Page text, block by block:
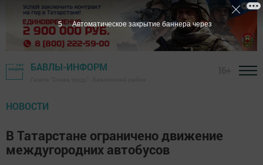
БАВЛЫ-ИНФОРМ
НОВОСТИ
В Татарстане ограничено движение
междугородних автобусов
4 Автоматическое закрытие баннера через